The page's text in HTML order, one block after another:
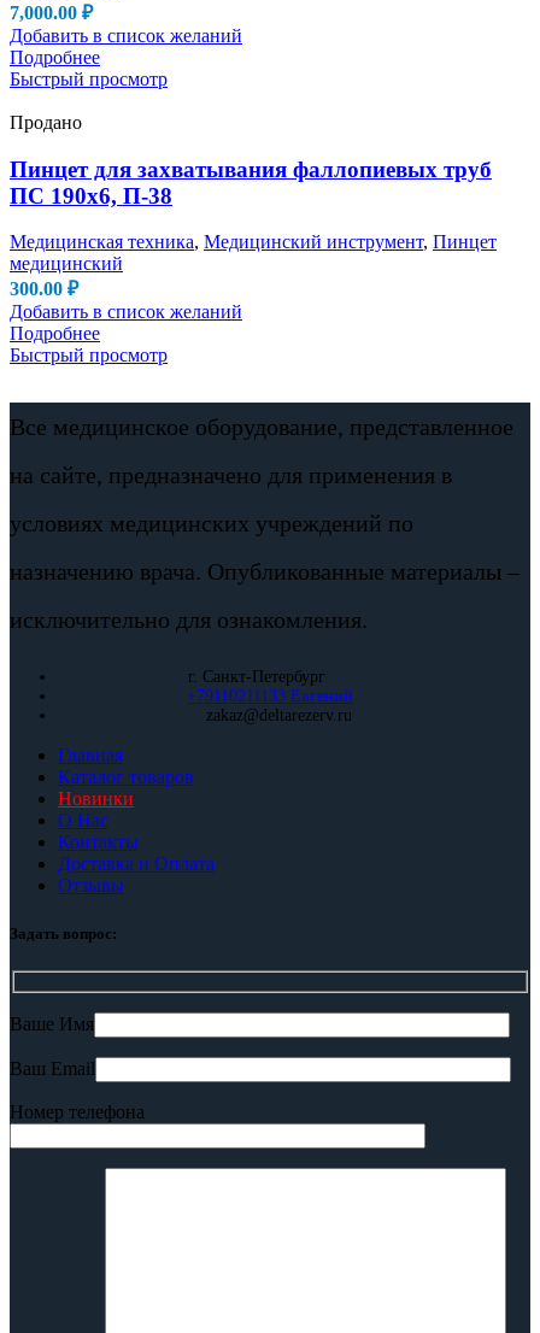
7,000.00 ₽
Добавить в список желаний
Подробнее
Быстрый просмотр
Продано
Пинцет для захватывания фаллопиевых труб
ПС 190х6, П-38
Медицинская техника, Медицинский инструмент, Пинцет
медицинский
300.00 ₽
Добавить в список желаний
Подробнее
Быстрый просмотр
Все медицинское оборудование, представленное
на сайте, предназначено для применения в
условиях медицинских учреждений по
назначению врача. Опубликованные материалы –
исключительно для ознакомления.
г. Санкт-Петербург
+79110211133 Евгений
zakaz@deltarezerv.ru
Главная
Каталог товаров
Новинки
О Нас
Контакты
Доставка и Оплата
Отзывы
Задать вопрос:
Ваше Имя
Ваш Email
Номер телефона